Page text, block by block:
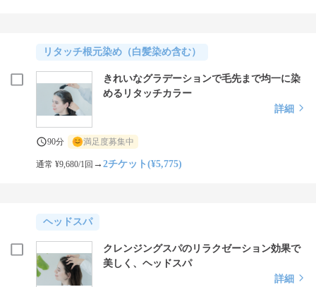
リタッチ根元染め（白髪染め含む）
きれいなグラデーションで毛先まで均一に染
めるリタッチカラー
詳細
90分 満足度募集中
通常 ¥9,680/1回 →2チケット(¥5,775)
ヘッドスパ
クレンジングスパのリラクゼーション効果で
美しく、ヘッドスパ
詳細